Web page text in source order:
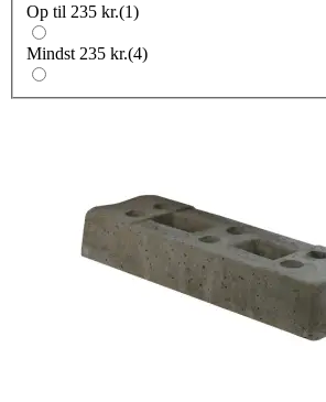
Op til 235 kr.(1)
Mindst 235 kr.(4)